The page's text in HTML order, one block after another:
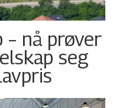
nå prøver
seg